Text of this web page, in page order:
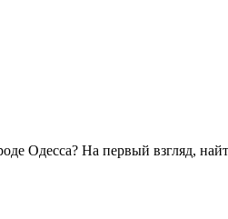
Одесса? На первый взгляд,